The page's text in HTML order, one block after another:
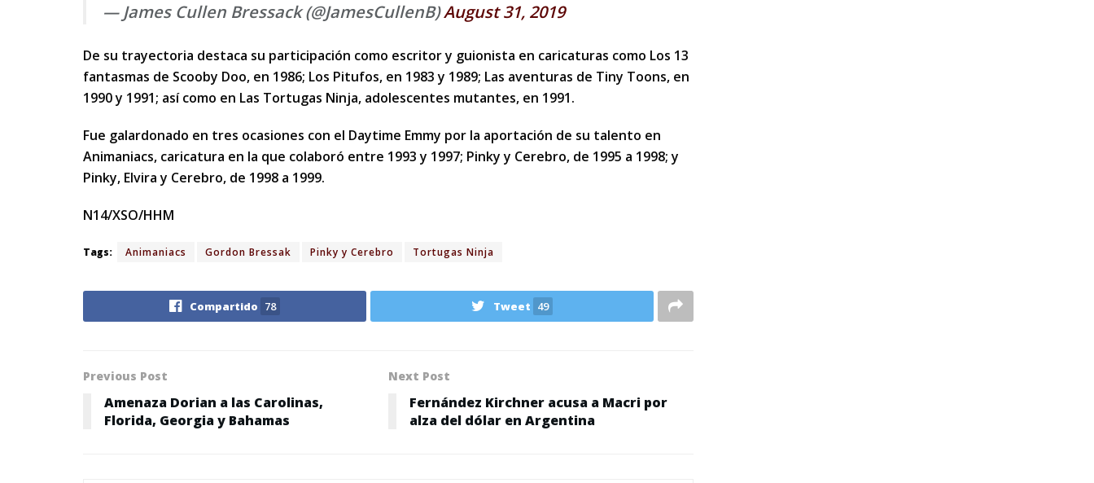
— James Cullen Bressack (@JamesCullenB)August 31, 2019
De su trayectoria destaca su participación como escritor y guionista en caricaturas como Los 13
fantasmas de Scooby Doo, en 1986; Los Pitufos, en 1983 y 1989; Las aventuras de Tiny Toons, en
1990 y 1991; así como en Las Tortugas Ninja, adolescentes mutantes, en 1991.
Fue galardonado en tres ocasiones con el Daytime Emmy por la aportación de su talento en
Animaniacs, caricatura en la que colaboró entre 1993 y 1997; Pinky y Cerebro, de 1995 a 1998; y
Pinky, Elvira y Cerebro, de 1998 a 1999.
N14/XSO/HHM
Tags: Animaniacs Gordon Bressak Pinky y Cerebro Tortugas Ninja
Compartido 78 Tweet 49
Previous Post
Amenaza Dorian a las Carolinas,
Florida, Georgia y Bahamas
Next Post
Fernández Kirchner acusa a Macri por
alza del dólar en Argentina